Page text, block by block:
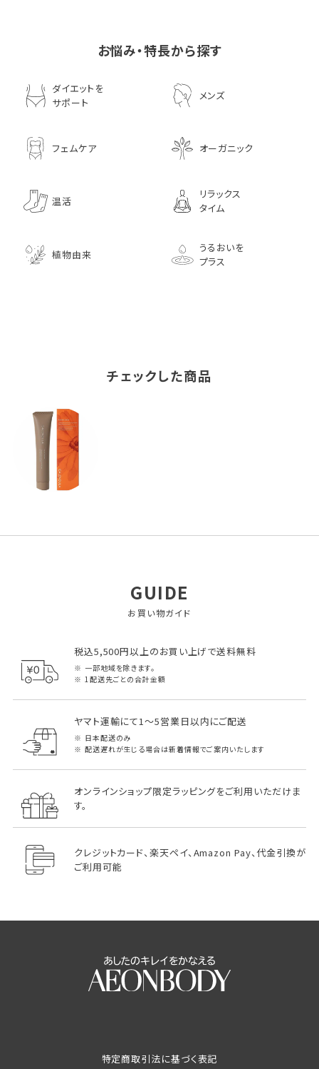
お悩み・特長から探す
ダイエットを
サポート
メンズ
フェムケア オーガニック
温活
リラックス
タイム
植物由来
うるおいを
プラス
チェックした商品
GUIDE
お買い物ガイド
税込5,500円以上のお買い上げで送料無料
一部地域を除きます。
1配送先ごとの合計金額
ヤマト運輸にて1～5営業日以内にご配送
日本配送のみ
配送遅れが生じる場合は新着情報でご案内いたします
オンラインショップ限定ラッピングをご利用いただけま
す。
クレジットカード、楽天ペイ、Amazon Pay、代金引換が
ご利用可能
特定商取引法に基づく表記